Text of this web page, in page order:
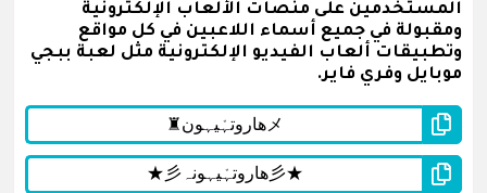
المستخدمين على منصات الألعاب الإلكترونية
ومقبولة في جميع أسماء اللاعبين في كل مواقع
وتطبيقات ألعاب الفيديو الإلكترونية مثل لعبة ببجي
موبايل وفري فاير.